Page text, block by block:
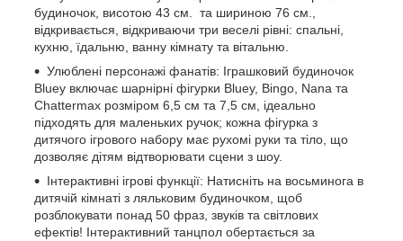
будиночок, висотою 43 см. та шириною 76 см.,
відкривається, відкриваючи три веселі рівні: спальні,
кухню, їдальню, ванну кімнату та вітальню.
Улюблені персонажі фанатів: Іграшковий будиночок
Bluey включає шарнірні фігурки Bluey, Bingo, Nana та
Chattermax розміром 6,5 см та 7,5 см, ідеально
підходять для маленьких ручок; кожна фігурка з
дитячого ігрового набору має рухомі руки та тіло, що
дозволяє дітям відтворювати сцени з шоу.
Інтерактивні ігрові функції: Натисніть на восьминога в
дитячій кімнаті з ляльковим будиночком, щоб
розблокувати понад 50 фраз, звуків та світлових
ефектів! Інтерактивний танцпол обертається за